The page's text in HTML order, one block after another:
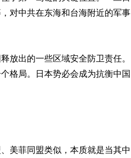
对中共在东海和台海附近的军事
放出的一些区域安全防卫责任。
格局。日本势必会成为抗衡中国
美菲同盟类似，本质就是当其中